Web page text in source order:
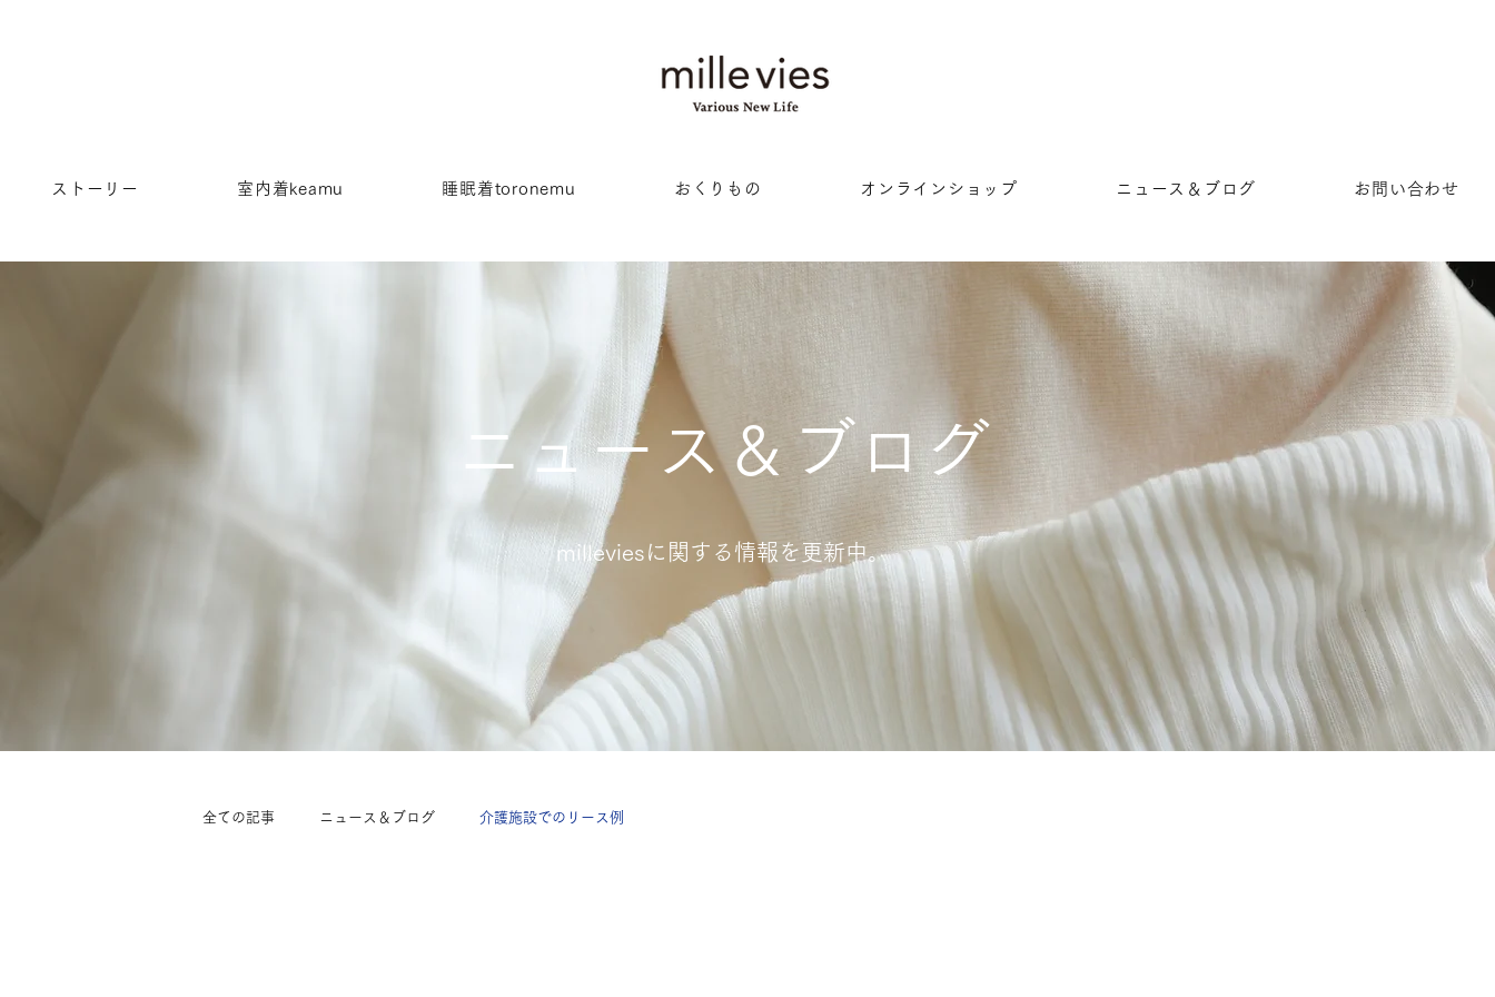
ストーリー 室内着keamu 睡眠着toronemu おくりもの オンラインショップ ニュース＆ブログ お問い合わせ
ニュース＆ブログ
milleviesに関する情報を更新中。​
全ての記事 ニュース＆ブログ 介護施設でのリース例